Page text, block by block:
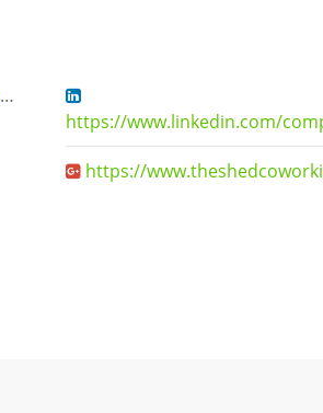
https://www.linkedin.com/
https://